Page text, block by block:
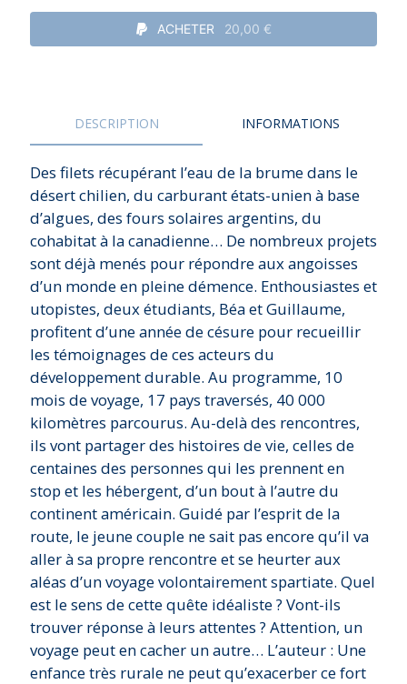
ACHETER 20,00 €
DESCRIPTION INFORMATIONS
Des filets récupérant l’eau de la brume dans le
désert chilien, du carburant états-unien à base
d’algues, des fours solaires argentins, du
cohabitat à la canadienne… De nombreux projets
sont déjà menés pour répondre aux angoisses
d’un monde en pleine démence. Enthousiastes et
utopistes, deux étudiants, Béa et Guillaume,
profitent d’une année de césure pour recueillir
les témoignages de ces acteurs du
développement durable. Au programme, 10
mois de voyage, 17 pays traversés, 40 000
kilomètres parcourus. Au-delà des rencontres,
ils vont partager des histoires de vie, celles de
centaines des personnes qui les prennent en
stop et les hébergent, d’un bout à l’autre du
continent américain. Guidé par l’esprit de la
route, le jeune couple ne sait pas encore qu’il va
aller à sa propre rencontre et se heurter aux
aléas d’un voyage volontairement spartiate. Quel
est le sens de cette quête idéaliste ? Vont-ils
trouver réponse à leurs attentes ? Attention, un
voyage peut en cacher un autre… L’auteur : Une
enfance très rurale ne peut qu’exacerber ce fort